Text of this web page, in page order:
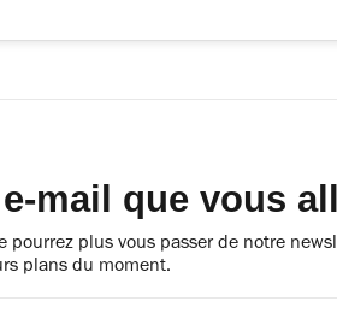
mail que vous
pourrez plus vous passer de notre
plans du moment.